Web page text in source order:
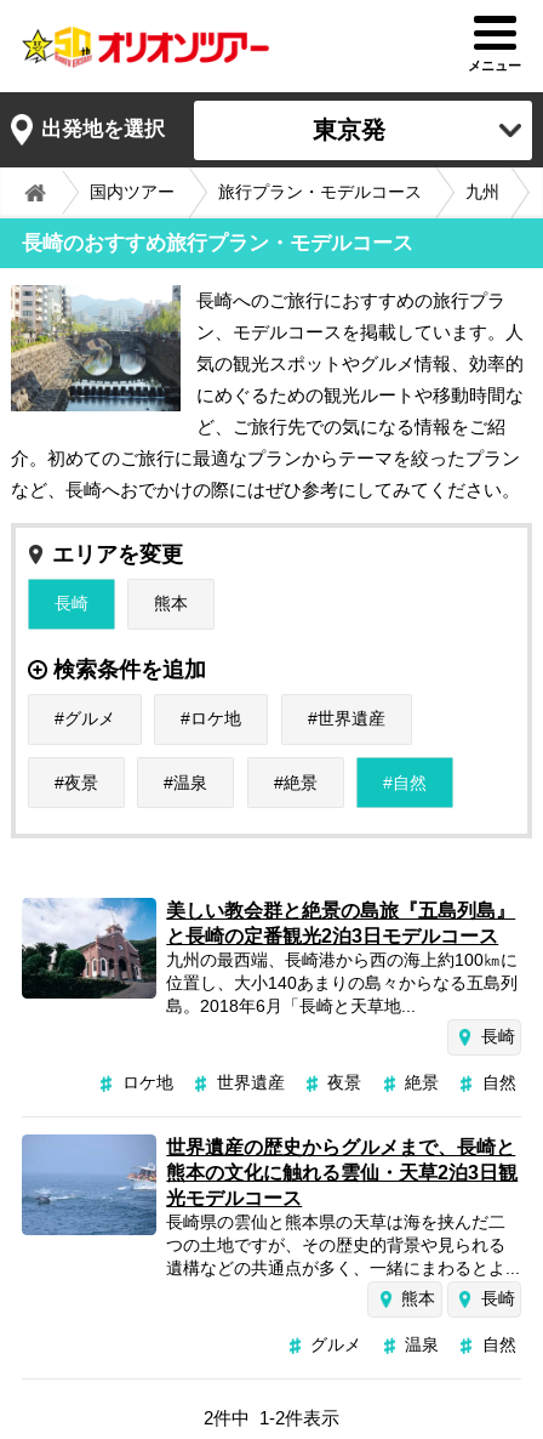
メニュー
出発地を選択 東京発
国内ツアー 旅行プラン・モデルコース 九州
長崎のおすすめ旅行プラン・モデルコース
長崎へのご旅行におすすめの旅行プラ
ン、モデルコースを掲載しています。人
気の観光スポットやグルメ情報、効率的
にめぐるための観光ルートや移動時間な
ど、ご旅行先での気になる情報をご紹
介。初めてのご旅行に最適なプランからテーマを絞ったプラン
など、長崎へおでかけの際にはぜひ参考にしてみてください。
エリアを変更
長崎 熊本
検索条件を追加
グルメ ロケ地 世界遺産
夜景 温泉 絶景 自然
美しい教会群と絶景の島旅『五島列島』
と長崎の定番観光2泊3日モデルコース
九州の最西端、長崎港から西の海上約100㎞に
位置し、大小140あまりの島々からなる五島列
島。2018年6月「長崎と天草地...
長崎
ロケ地 世界遺産 夜景 絶景 自然
世界遺産の歴史からグルメまで、長崎と
熊本の文化に触れる雲仙・天草2泊3日観
光モデルコース
長崎県の雲仙と熊本県の天草は海を挟んだ二
つの土地ですが、その歴史的背景や見られる
遺構などの共通点が多く、一緒にまわるとよ...
熊本
長崎
グルメ 温泉 自然
2件中 1-2件表示